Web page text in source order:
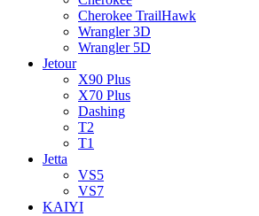
Cherokee TrailHawk
Wrangler 3D
Wrangler 5D
Jetour
X90 Plus
X70 Plus
Dashing
T2
T1
Jetta
VS5
VS7
KAIYI